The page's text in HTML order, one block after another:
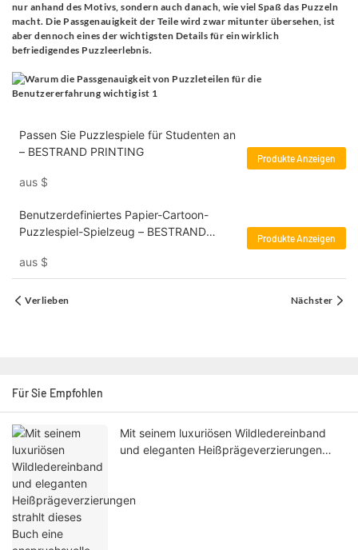
nur anhand des Motivs, sondern auch danach, wie viel Spaß das Puzzeln
macht. Die Passgenauigkeit der Teile wird zwar mitunter übersehen, ist
aber dennoch eines der wichtigsten Details für ein wirklich
befriedigendes Puzzleerlebnis.
Passen Sie Puzzlespiele für Studenten an
– BESTRAND PRINTING
aus $
Produkte Anzeigen
Benutzerdefiniertes Papier-Cartoon-
Puzzlespiel-Spielzeug – BESTRAND
aus $
Produkte Anzeigen
Verlieben Nächster
Für Sie Empfohlen
Mit seinem luxuriösen Wildledereinband
und eleganten Heißprägeverzierungen